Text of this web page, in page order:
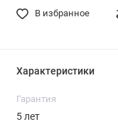
В избранное
Характеристики
Гарантия
5 лет